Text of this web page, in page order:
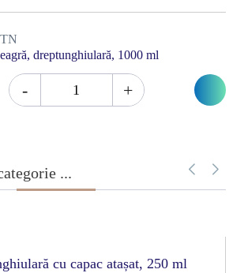
dreptunghiulară, 1000 ml
+
-
...
cu capac atașat, 250 ml